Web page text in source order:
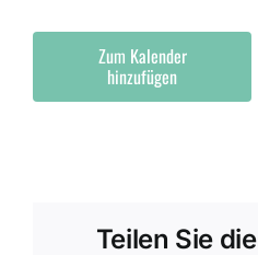
Zum Kalender
hinzufügen
Teilen Sie